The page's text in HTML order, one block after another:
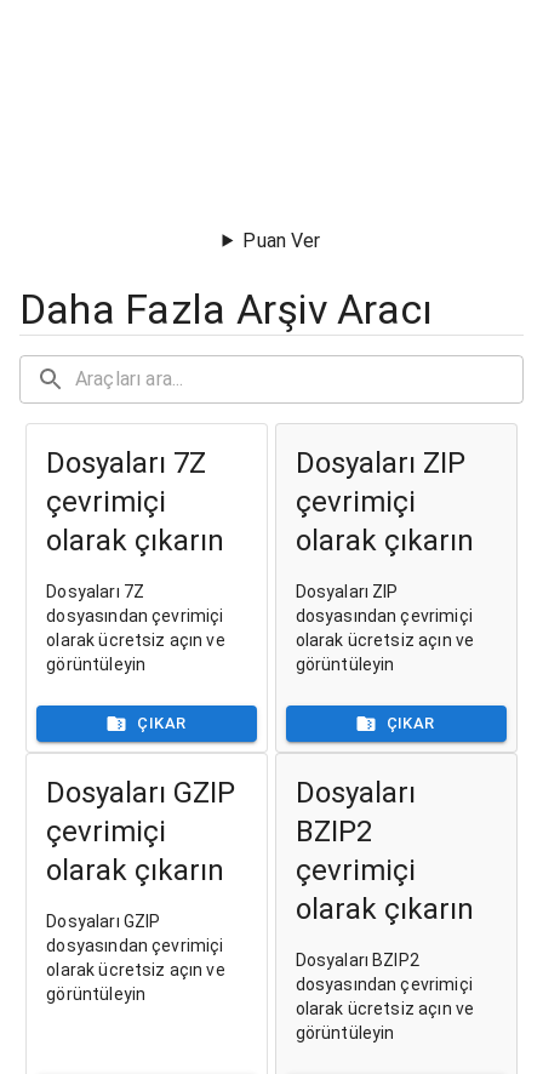
Puan Ver
Daha Fazla Arşiv Aracı
Dosyaları 7Z
çevrimiçi
olarak çıkarın
Dosyaları 7Z
dosyasından çevrimiçi
olarak ücretsiz açın ve
görüntüleyin
ÇIKAR
Dosyaları ZIP
çevrimiçi
olarak çıkarın
Dosyaları ZIP
dosyasından çevrimiçi
olarak ücretsiz açın ve
görüntüleyin
ÇIKAR
Dosyaları GZIP
çevrimiçi
olarak çıkarın
Dosyaları GZIP
dosyasından çevrimiçi
olarak ücretsiz açın ve
görüntüleyin
Dosyaları
BZIP2
çevrimiçi
olarak çıkarın
Dosyaları BZIP2
dosyasından çevrimiçi
olarak ücretsiz açın ve
görüntüleyin